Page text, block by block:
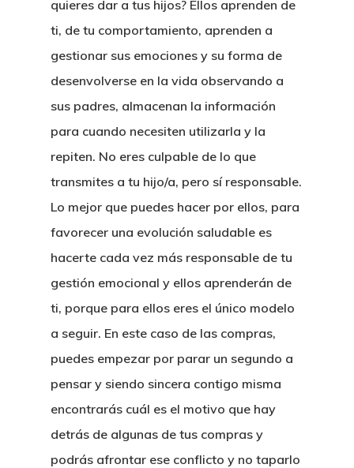
quieres dar a tus hijos? Ellos aprenden de
ti, de tu comportamiento, aprenden a
gestionar sus emociones y su forma de
desenvolverse en la vida observando a
sus padres, almacenan la información
para cuando necesiten utilizarla y la
repiten. No eres culpable de lo que
transmites a tu hijo/a, pero sí responsable.
Lo mejor que puedes hacer por ellos, para
favorecer una evolución saludable es
hacerte cada vez más responsable de tu
gestión emocional y ellos aprenderán de
ti, porque para ellos eres el único modelo
a seguir. En este caso de las compras,
puedes empezar por parar un segundo a
pensar y siendo sincera contigo misma
encontrarás cuál es el motivo que hay
detrás de algunas de tus compras y
podrás afrontar ese conflicto y no taparlo